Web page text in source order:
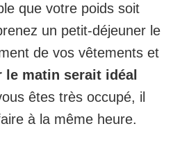
que votre poids soit
un petit-déjeuner le
de vos vêtements et
le matin serait idéal
êtes très occupé, il
à la même heure.